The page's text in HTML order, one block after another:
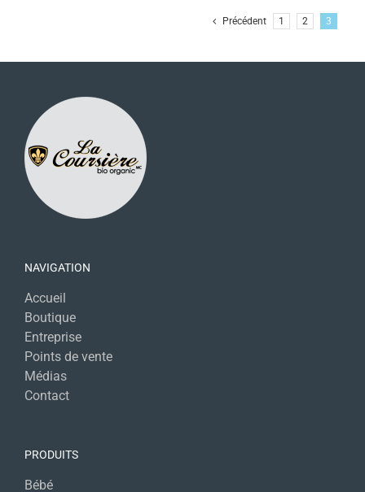
Précédent 1 2 3
NAVIGATION
Accueil
Boutique
Entreprise
Points de vente
Médias
Contact
PRODUITS
Bébé